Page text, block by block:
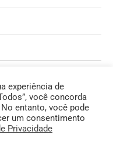
| Produzido pelo Núcleo de
II
experiência de
você concorda
entanto, você pode
um consentimento
Privacidade